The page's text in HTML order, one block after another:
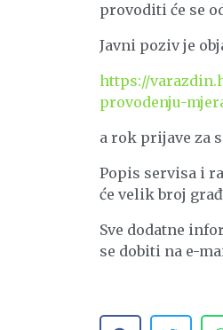
provoditi će se
Javni poziv je
https://
provodenju-
a rok prijave za
Popis servisa i
će velik broj
Sve dodatne
se dobiti na e-